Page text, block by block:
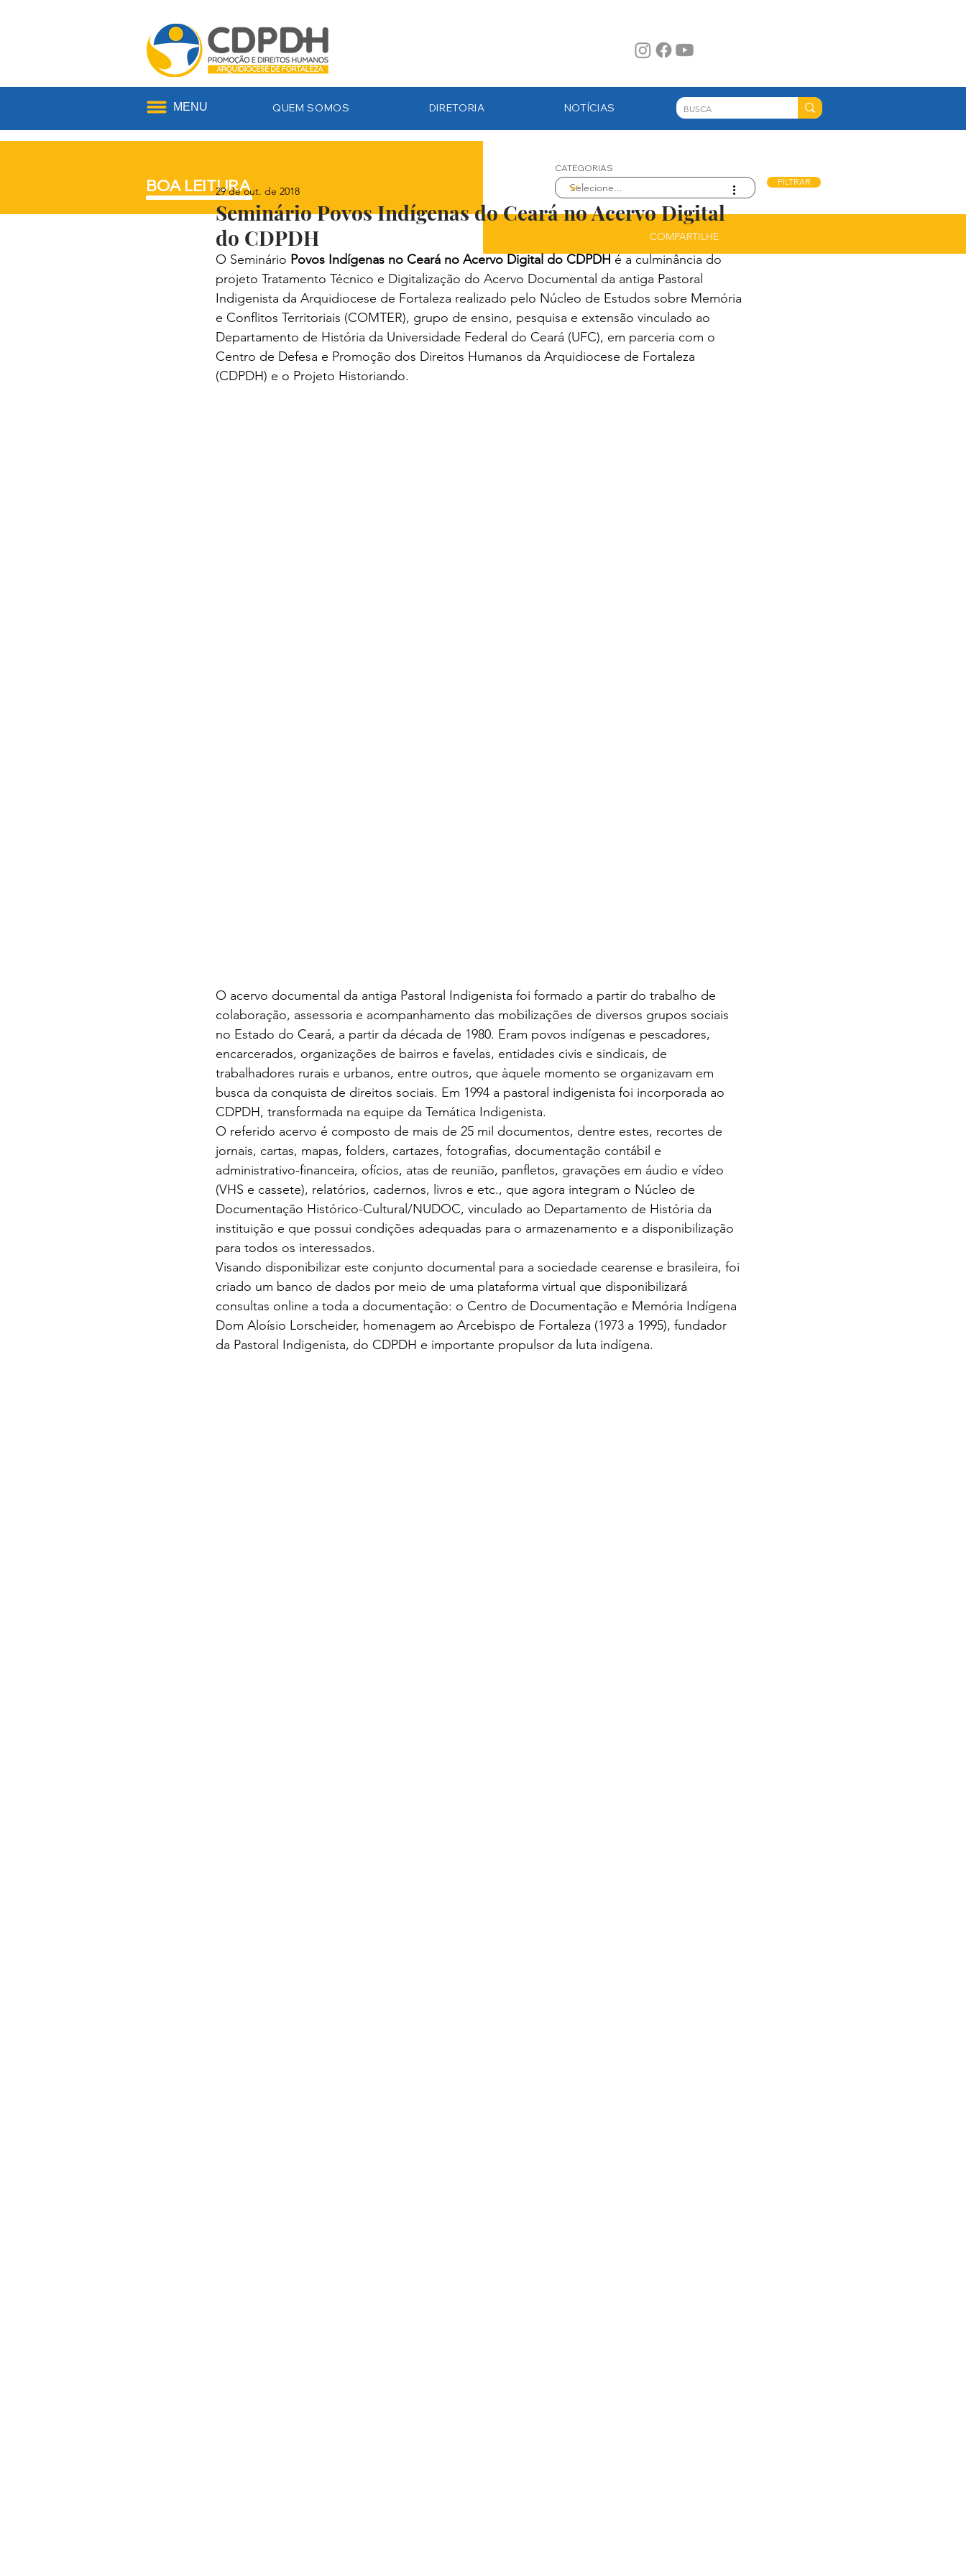
MENU QUEM SOMOS DIRETORIA NOTÍCIAS
BOA LEITURA
Desejamos a você uma boa leitura e esperamos que as informações apresentadas
sejam úteis e interessantes. Aproveite!
CATEGORIAS
FILTRAR
COMPARTILHE
Seminário Povos Indígenas do Ceará no Acervo Digital
do CDPDH
29 de out. de 2018
O Seminário Povos Indígenas no Ceará no Acervo Digital do CDPDH é a culminância do
projeto Tratamento Técnico e Digitalização do Acervo Documental da antiga Pastoral
Indigenista da Arquidiocese de Fortaleza realizado pelo Núcleo de Estudos sobre Memória
e Conflitos Territoriais (COMTER), grupo de ensino, pesquisa e extensão vinculado ao
Departamento de História da Universidade Federal do Ceará (UFC), em parceria com o
Centro de Defesa e Promoção dos Direitos Humanos da Arquidiocese de Fortaleza
(CDPDH) e o Projeto Historiando.
O acervo documental da antiga Pastoral Indigenista foi formado a partir do trabalho de
colaboração, assessoria e acompanhamento das mobilizações de diversos grupos sociais
no Estado do Ceará, a partir da década de 1980. Eram povos indígenas e pescadores,
encarcerados, organizações de bairros e favelas, entidades civis e sindicais, de
trabalhadores rurais e urbanos, entre outros, que àquele momento se organizavam em
busca da conquista de direitos sociais. Em 1994 a pastoral indigenista foi incorporada ao
CDPDH, transformada na equipe da Temática Indigenista.
O referido acervo é composto de mais de 25 mil documentos, dentre estes, recortes de
jornais, cartas, mapas, folders, cartazes, fotografias, documentação contábil e
administrativo-financeira, ofícios, atas de reunião, panfletos, gravações em áudio e vídeo
(VHS e cassete), relatórios, cadernos, livros e etc., que agora integram o Núcleo de
Documentação Histórico-Cultural/NUDOC, vinculado ao Departamento de História da
instituição e que possui condições adequadas para o armazenamento e a disponibilização
para todos os interessados.
Visando disponibilizar este conjunto documental para a sociedade cearense e brasileira, foi
criado um banco de dados por meio de uma plataforma virtual que disponibilizará
consultas online a toda a documentação: o Centro de Documentação e Memória Indígena
Dom Aloísio Lorscheider, homenagem ao Arcebispo de Fortaleza (1973 a 1995), fundador
da Pastoral Indigenista, do CDPDH e importante propulsor da luta indígena.